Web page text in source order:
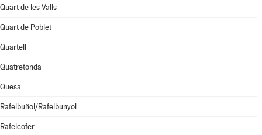
Quart de les Valls
Quart de Poblet
Quartell
Quatretonda
Quesa
Rafelbuñol/Rafelbunyol
Rafelcofer